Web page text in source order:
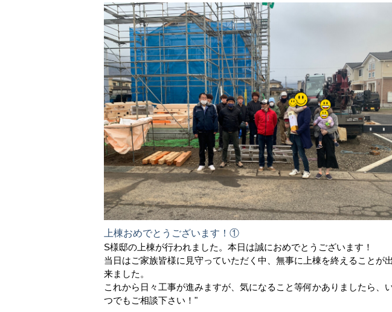
上棟おめでとうございます！①
S様邸の上棟が行われました。本日は誠におめでとうございます！
当日はご家族皆様に見守っていただく中、無事に上棟を終えることが出
来ました。
これから日々工事が進みますが、気になること等何かありましたら、
つでもご相談下さい！"